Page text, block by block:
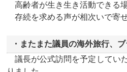
高齢者が生き生き活動できる
存続を求める声が相次いで寄
・またまた議員の海外旅行、
議長が公式訪問を予定してい